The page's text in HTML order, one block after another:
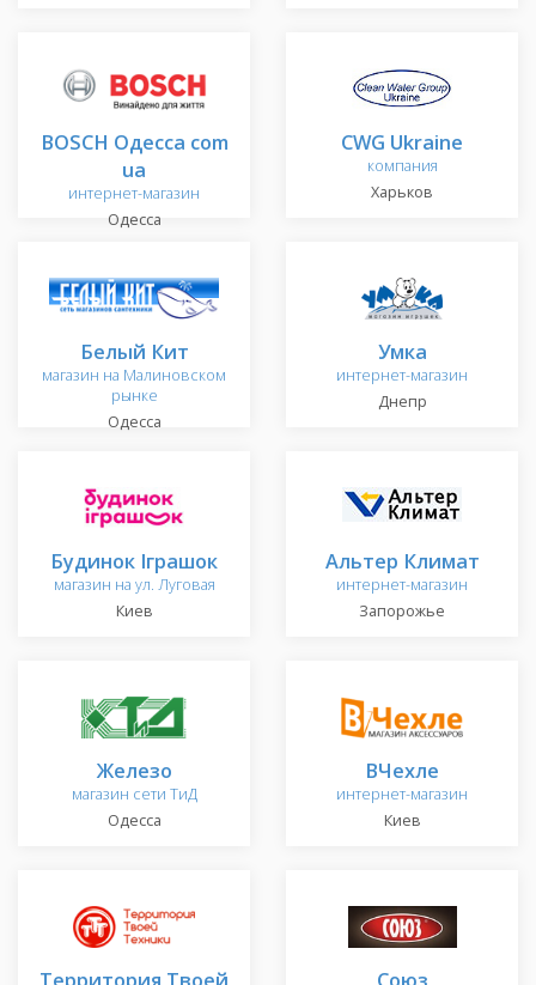
BOSCH Одесса com
ua
интернет-магазин
Одесса
CWG Ukraine
компания
Харьков
Белый Кит
магазин на Малиновском
рынке
Одесса
Умка
интернет-магазин
Днепр
Будинок Іграшок
магазин на ул. Луговая
Киев
Альтер Климат
интернет-магазин
Запорожье
Железо
магазин сети ТиД
Одесса
ВЧехле
интернет-магазин
Киев